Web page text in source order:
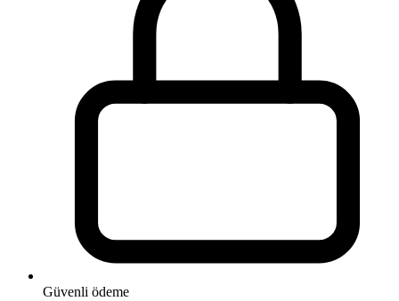
Güvenli ödeme